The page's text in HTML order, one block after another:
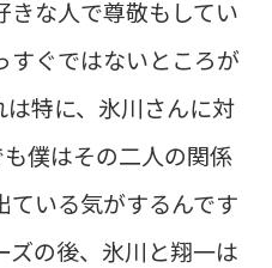
きな人で尊敬もしてい
すぐではないところが
特に、氷川さんに対
僕はその二人の関係
ている気がするんです
ズの後、氷川と翔一は